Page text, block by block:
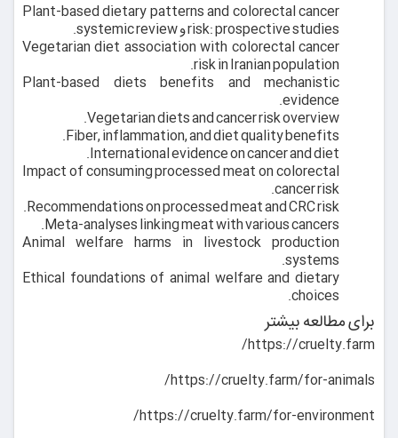
Plant-based dietary patterns and colorectal cancer
risk: prospective studies و systemic review.
Vegetarian diet association with colorectal cancer
risk in Iranian population.
Plant-based diets benefits and mechanistic
evidence.
Vegetarian diets and cancer risk overview.
Fiber, inflammation, and diet quality benefits.
International evidence on cancer and diet.
Impact of consuming processed meat on colorectal
cancer risk.
Recommendations on processed meat and CRC risk.
Meta-analyses linking meat with various cancers.
Animal welfare harms in livestock production
systems.
Ethical foundations of animal welfare and dietary
choices.
برای مطالعه بیشتر
https://cruelty.farm/
https://cruelty.farm/for-animals/
https://cruelty.farm/for-environment/